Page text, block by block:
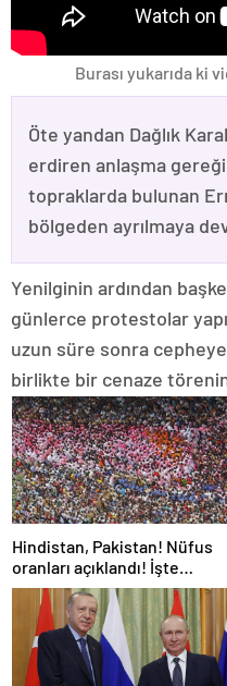
Burası yukarıda ki
Öte yandan Dağlık
erdiren anlaşma gereği
topraklarda bulunan
bölgeden ayrılmaya
Yenilginin ardından
günlerce protestolar
uzun süre sonra
birlikte bir cenaze
Hindistan, Pakistan! Nüfus
oranları açıklandı! İşte
Dünyanın en kalabalık
Dünya haritası ülkeler!